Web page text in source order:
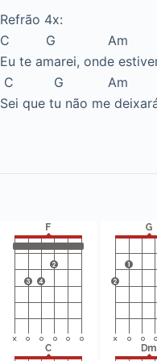
Refrão 4x:
C G Am
Eu te amarei, onde
C G Am
Sei que tu não me